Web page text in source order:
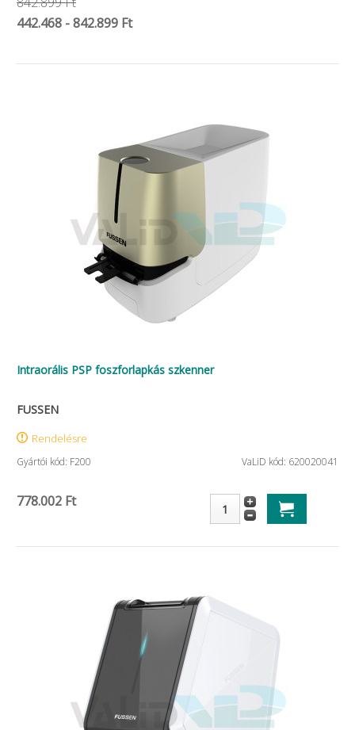
442.468 - 842.899 Ft
Intraorális PSP foszforlapkás szkenner
FUSSEN
Rendelésre
Gyártói kód: F200 VaLiD kód: 620020041
778.002 Ft